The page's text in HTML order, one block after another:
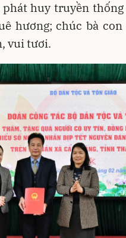
huy truyền
hương; chúc bà
vui tươi.